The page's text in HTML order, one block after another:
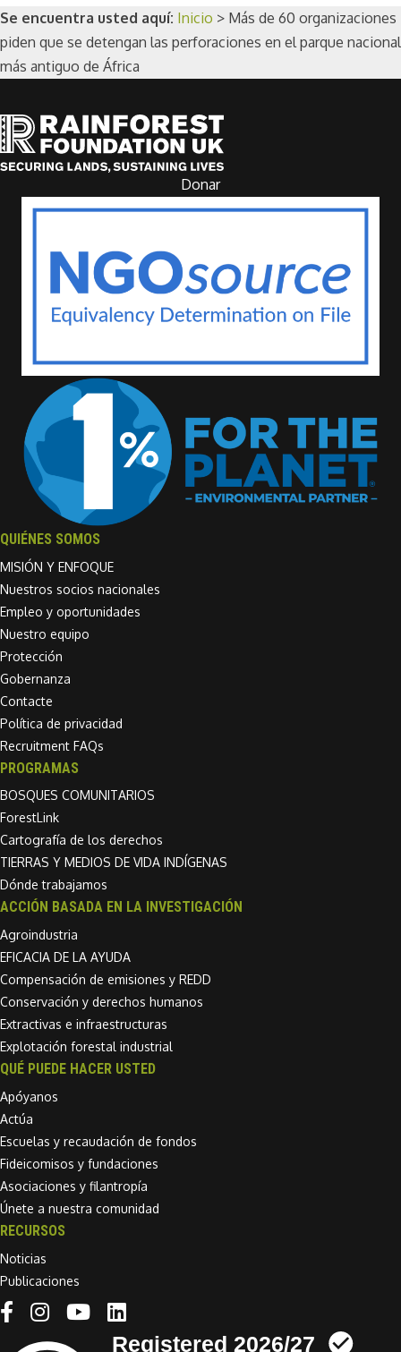
Se encuentra usted aquí: Inicio > Más de 60 organizaciones
piden que se detengan las perforaciones en el parque nacional
más antiguo de África
Donar
QUIÉNES SOMOS
MISIÓN Y ENFOQUE
Nuestros socios nacionales
Empleo y oportunidades
Nuestro equipo
Protección
Gobernanza
Contacte
Política de privacidad
Recruitment FAQs
PROGRAMAS
BOSQUES COMUNITARIOS
ForestLink
Cartografía de los derechos
TIERRAS Y MEDIOS DE VIDA INDÍGENAS
Dónde trabajamos
ACCIÓN BASADA EN LA INVESTIGACIÓN
Agroindustria
EFICACIA DE LA AYUDA
Compensación de emisiones y REDD
Conservación y derechos humanos
Extractivas e infraestructuras
Explotación forestal industrial
QUÉ PUEDE HACER USTED
Apóyanos
Actúa
Escuelas y recaudación de fondos
Fideicomisos y fundaciones
Asociaciones y filantropía
Únete a nuestra comunidad
RECURSOS
Noticias
Publicaciones
Linkedin link